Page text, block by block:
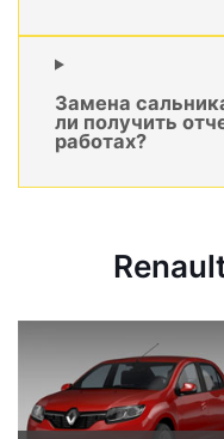
Замена
ли получить
работах?